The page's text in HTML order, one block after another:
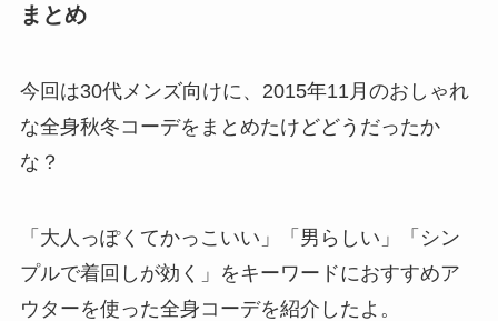
まとめ
今回は30代メンズ向けに、2015年11月のおしゃれ
な全身秋冬コーデをまとめたけどどうだったか
な？
「大人っぽくてかっこいい」「男らしい」「シン
プルで着回しが効く」をキーワードにおすすめア
ウターを使った全身コーデを紹介したよ。